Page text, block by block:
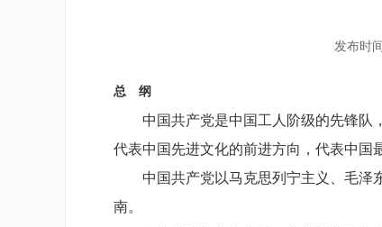
发布时
总 纲
中国共产党是中国工人阶级的先锋队，
代表中国先进文化的前进方向，代表中国
中国共产党以马克思列宁主义、毛泽东
南。